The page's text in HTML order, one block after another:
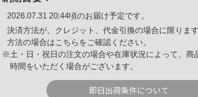
2026.07.31 20:44頃のお届け予定です。
決済方法が、クレジット、代金引換の場合に限りま
方法の場合はこちら をご確認ください。
※土・日・祝日の注文の場合や在庫状況によって、商
時間をいただく場合がございます。
即日出荷条件について